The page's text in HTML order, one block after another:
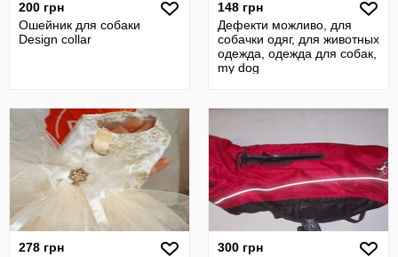
200 грн
Ошейник для собаки
Design collar
148 грн
Дефекти можливо, для
собачки одяг, для животных
одежда, одежда для собак,
my dog
278 грн
300 грн